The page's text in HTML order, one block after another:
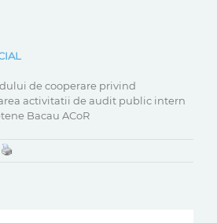
de cooperare privind
activitatii de audit public intern
Bacau ACoR